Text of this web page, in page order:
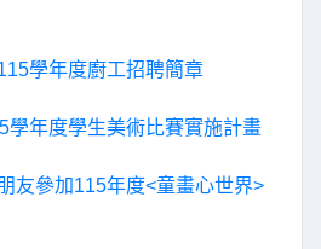
學年度廚工招聘簡章
學年度學生美術比賽實施計畫
友參加115年度<童畫心世界>